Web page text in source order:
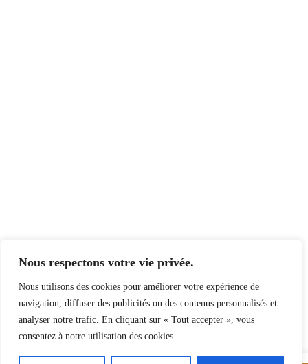
Nous respectons votre vie privée.
Nous utilisons des cookies pour améliorer votre expérience de
navigation, diffuser des publicités ou des contenus personnalisés et
analyser notre trafic. En cliquant sur « Tout accepter », vous
consentez à notre utilisation des cookies.